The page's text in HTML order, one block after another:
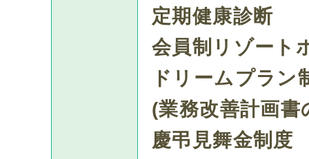
定期健康診断
会員制リゾート
ドリームプラン
(業務改善計画書
慶弔見舞金制度